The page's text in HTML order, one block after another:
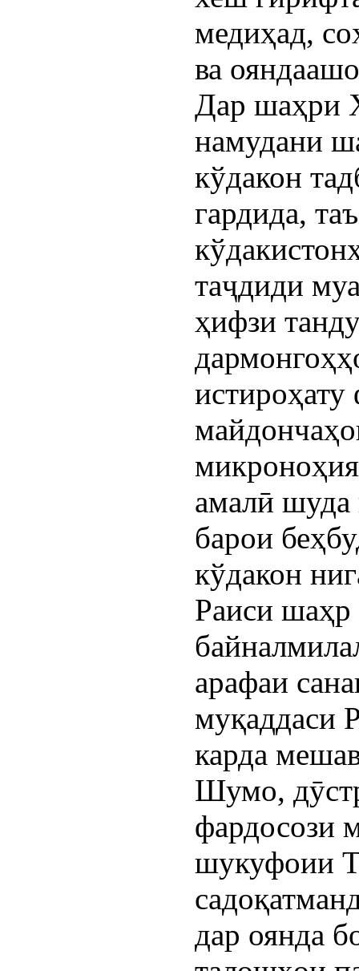
медиҳад,
ва
Дар шаҳри
намудани
кўдакон
гардида,
таҷдиди
ҳифзи
истироҳату
амалӣ шуда
барои
кўдакон
Раиси шаҳр
арафаи
муқаддаси
карда
Шумо,
фардосози
шукуфоии
дар оянда